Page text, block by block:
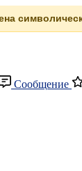
Сообщение